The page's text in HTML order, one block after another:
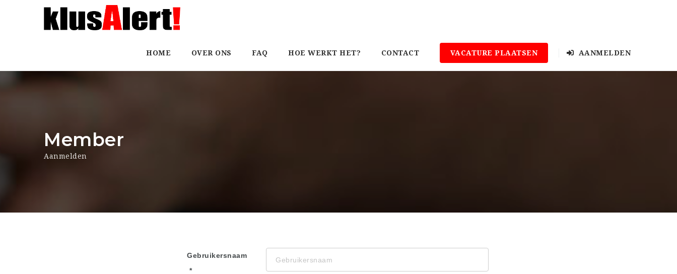
HOME OVER ONS FAQ HOE WERKT HET? CONTACT VACATURE PLAATSEN AANMELDEN
Member
Aanmelden
Gebruikersnaam